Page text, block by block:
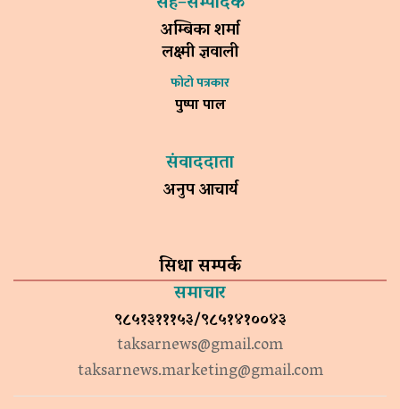
अम्बिका शर्मा
लक्ष्मी ज्ञवाली
फोटो पत्रकार
पुष्पा पाल
संवाददाता
अनुप आचार्य
सिधा सम्पर्क
समाचार
९८५१३१११५३/९८५१४१००४३
taksarnews@gmail.com
taksarnews.marketing@gmail.com